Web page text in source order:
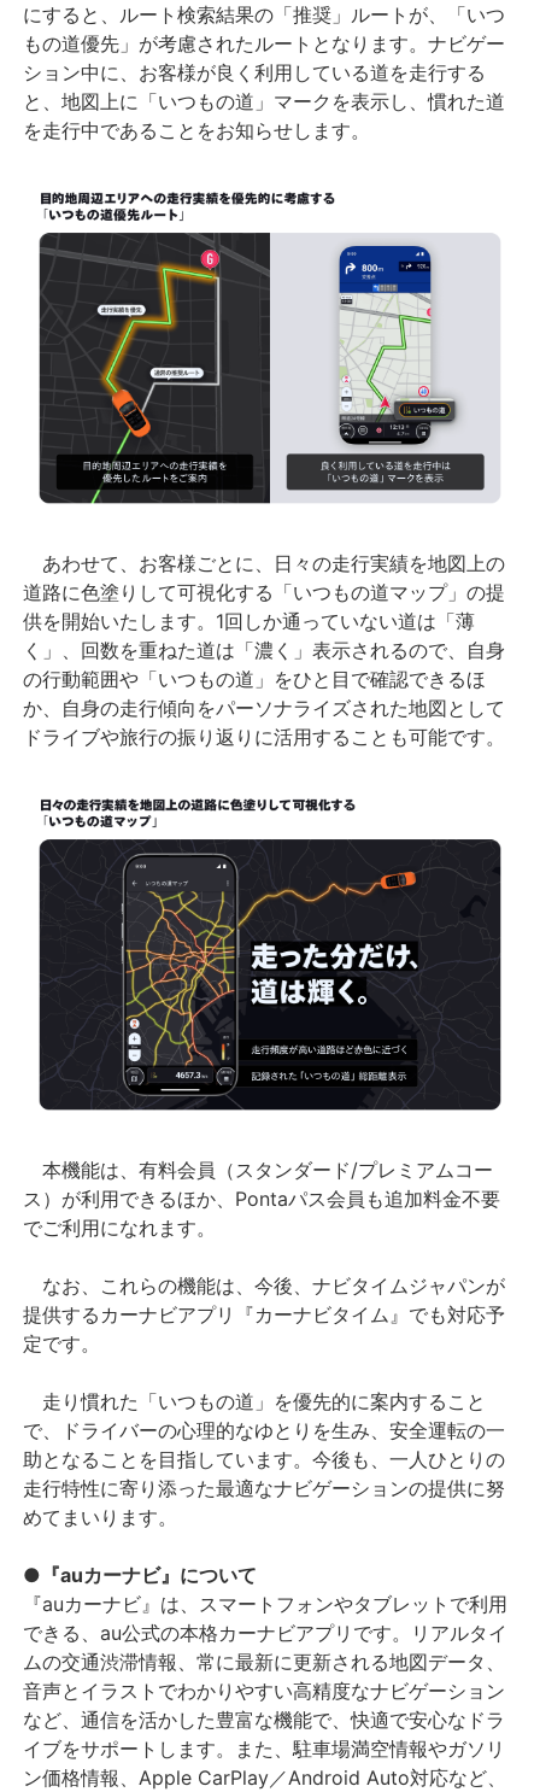
にすると、ルート検索結果の「推奨」ルートが、「いつ
もの道優先」が考慮されたルートとなります。ナビゲー
ション中に、お客様が良く利用している道を走行する
と、地図上に「いつもの道」マークを表示し、慣れた道
を走行中であることをお知らせします。
あわせて、お客様ごとに、日々の走行実績を地図上の
道路に色塗りして可視化する「いつもの道マップ」の提
供を開始いたします。 1回しか通っていない道は「薄
く」、回数を重ねた道は「濃く」表示されるので、自身
の行動範囲や「いつもの道」をひと目で確認できるほ
か、自身の走行傾向をパーソナライズされた地図として
ドライブや旅行の振り返りに活用することも可能です。
本機能は、有料会員（スタンダード/プレミアムコー
ス）が利用できるほか、Pontaパス会員も追加料金不要
でご利用になれます。
なお、これらの機能は、今後、ナビタイムジャパンが
提供するカーナビアプリ『カーナビタイム』でも対応予
定です。
走り慣れた「いつもの道」を優先的に案内すること
で、ドライバーの心理的なゆとりを生み、安全運転の一
助となることを目指しています。今後も、一人ひとりの
走行特性に寄り添った最適なナビゲーションの提供に努
めてまいります。
●『auカーナビ』について
『auカーナビ』は、スマートフォンやタブレットで利用
できる、au公式の本格カーナビアプリです。リアルタイ
ムの交通渋滞情報、常に最新に更新される地図データ、
音声とイラストでわかりやすい高精度なナビゲーション
など、通信を活かした豊富な機能で、快適で安心なドラ
イブをサポートします。また、駐車場満空情報やガソリ
ン価格情報、Apple CarPlay／Android Auto対応など、